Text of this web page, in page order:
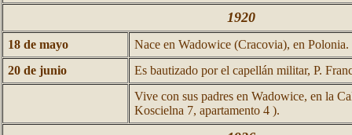
1920
18 de mayo
Nace en Wadowice (Cracovia), en Polonia.
20 de junio
Es bautizado por el capellán militar, P.
Vive con sus padres en Wadowice, en la
Koscielna 7, apartamento 4 ).